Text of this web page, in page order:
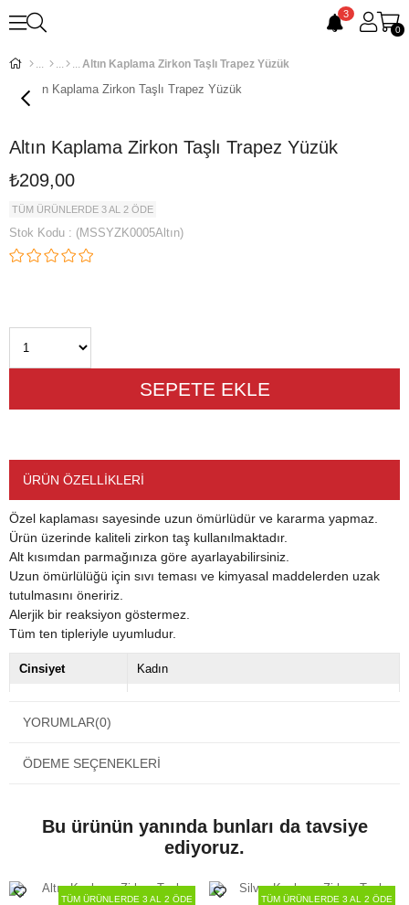
3
0
Altın Kaplama Zirkon Taşlı Trapez Yüzük
Altın Kaplama Zirkon Taşlı Trapez Yüzük
₺209,00
TÜM ÜRÜNLERDE 3 AL 2 ÖDE
Stok Kodu (MSSYZK0005Altın)
ÜRÜN ÖZELLIKLERI
Özel kaplaması sayesinde uzun ömürlüdür ve kararma yapmaz.
Ürün üzerinde kaliteli zirkon taş kullanılmaktadır.
Alt kısımdan parmağınıza göre ayarlayabilirsiniz.
Uzun ömürlülüğü için sıvı teması ve kimyasal maddelerden uzak
tutulmasını öneririz.
Alerjik bir reaksiyon göstermez.
Tüm ten tipleriyle uyumludur.
Cinsiyet Kadın
Materyal
Kapama Şekli Kapamasız
Paket İçeriği Tekli
YORUMLAR(0)
ÖDEME SEÇENEKLERI
Bu ürünün yanında bunları da tavsiye
ediyoruz.
TÜM ÜRÜNLERDE 3 AL 2 ÖDE TÜM ÜRÜNLERDE 3 AL 2 ÖDE